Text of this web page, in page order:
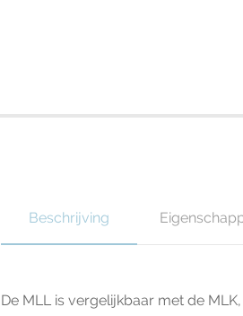
Beschrijving
De MLL is vergelijkbaar met de